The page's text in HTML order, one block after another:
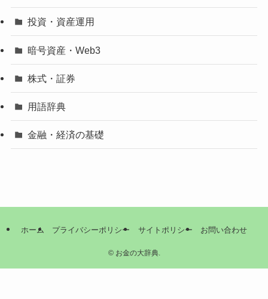
投資・資産運用
暗号資産・Web3
株式・証券
用語辞典
金融・経済の基礎
ホーム プライバシーポリシー サイトポリシー お問い合わせ
©お金の大辞典.